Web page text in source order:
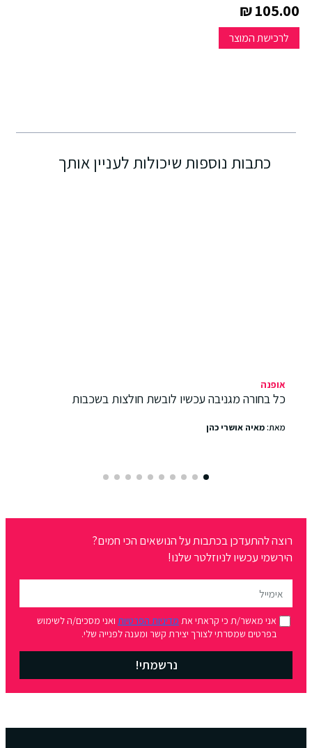
105.00 ₪
לרכישת המוצר
כתבות נוספות שיכולות לעניין אותך
אופנה
כל בחורה מגניבה עכשיו לובשת חולצות בשכבות
מאת:מאיה אושרי כהן
רוצה להתעדכן בכתבות על הנושאים הכי חמים?
הירשמי עכשיו לניוזלטר שלנו!
אני מאשר/ת כי קראתי את מדיניות הפרטיות ואני מסכים/ה לשימוש
בפרטים שמסרתי לצורך יצירת קשר ומענה לפנייה שלי.
נרשמתי!